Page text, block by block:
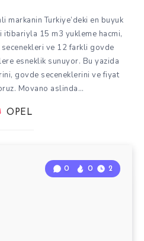
markanin Turkiye’deki en buyuk
15 m3 yukleme hacmi,
ve 12 farkli govde
esneklik sunuyor. Bu yazida
govde seceneklerini ve fiyat
Movano aslinda…
OPEL
0 0 2